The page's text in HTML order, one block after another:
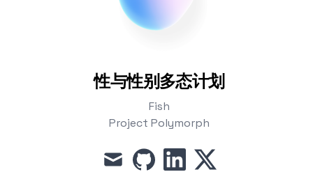
性与性别多态计划
Fish
Project Polymorph
mail github linkedinx